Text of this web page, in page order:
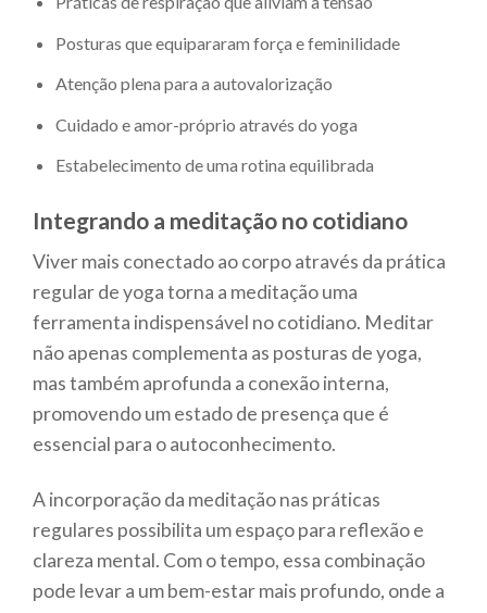
Posturas que equipararam força e feminilidade
Atenção plena para a autovalorização
Cuidado e amor-próprio através do yoga
Estabelecimento de uma rotina equilibrada
Integrando a meditação no cotidiano
Viver mais conectado ao corpo através da prática
regular de yoga torna a meditação uma
ferramenta indispensável no cotidiano. Meditar
não apenas complementa as posturas de yoga,
mas também aprofunda a conexão interna,
promovendo um estado de presença que é
essencial para o autoconhecimento.
A incorporação da meditação nas práticas
regulares possibilita um espaço para reflexão e
clareza mental. Com o tempo, essa combinação
pode levar a um bem-estar mais profundo, onde a